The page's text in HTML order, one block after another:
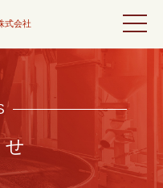
式会社
せ